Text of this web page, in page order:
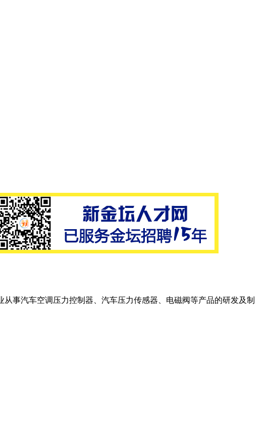
事汽车空调压力控制器、汽车压力传感器、电磁阀等产品的研发及制